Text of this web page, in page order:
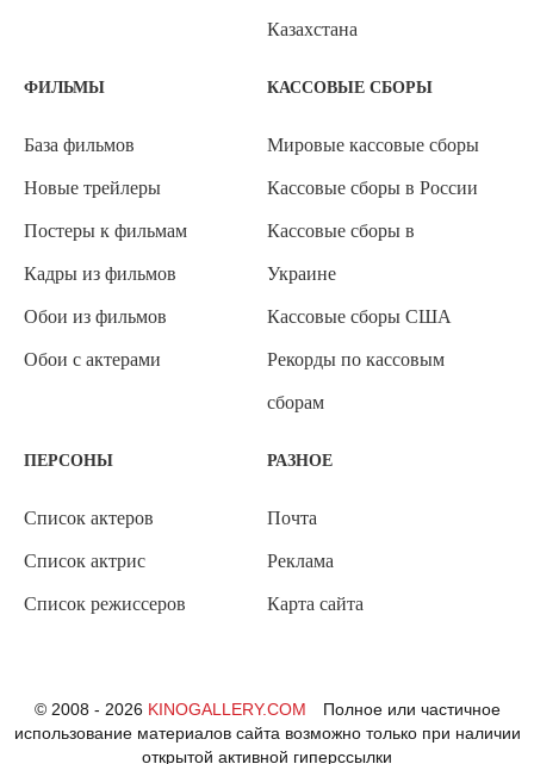
Казахстана
ФИЛЬМЫ
База фильмов
Новые трейлеры
Постеры к фильмам
Кадры из фильмов
Обои из фильмов
Обои с актерами
КАССОВЫЕ СБОРЫ
Мировые кассовые сборы
Кассовые сборы в России
Кассовые сборы в
Украине
Кассовые сборы США
Рекорды по кассовым
сборам
ПЕРСОНЫ
Список актеров
Список актрис
Список режиссеров
РАЗНОЕ
Почта
Реклама
Карта сайта
© 2008 - 2026 KINOGALLERY.COM
Полное или частичное
использование материалов сайта возможно только при наличии
открытой активной гиперссылки